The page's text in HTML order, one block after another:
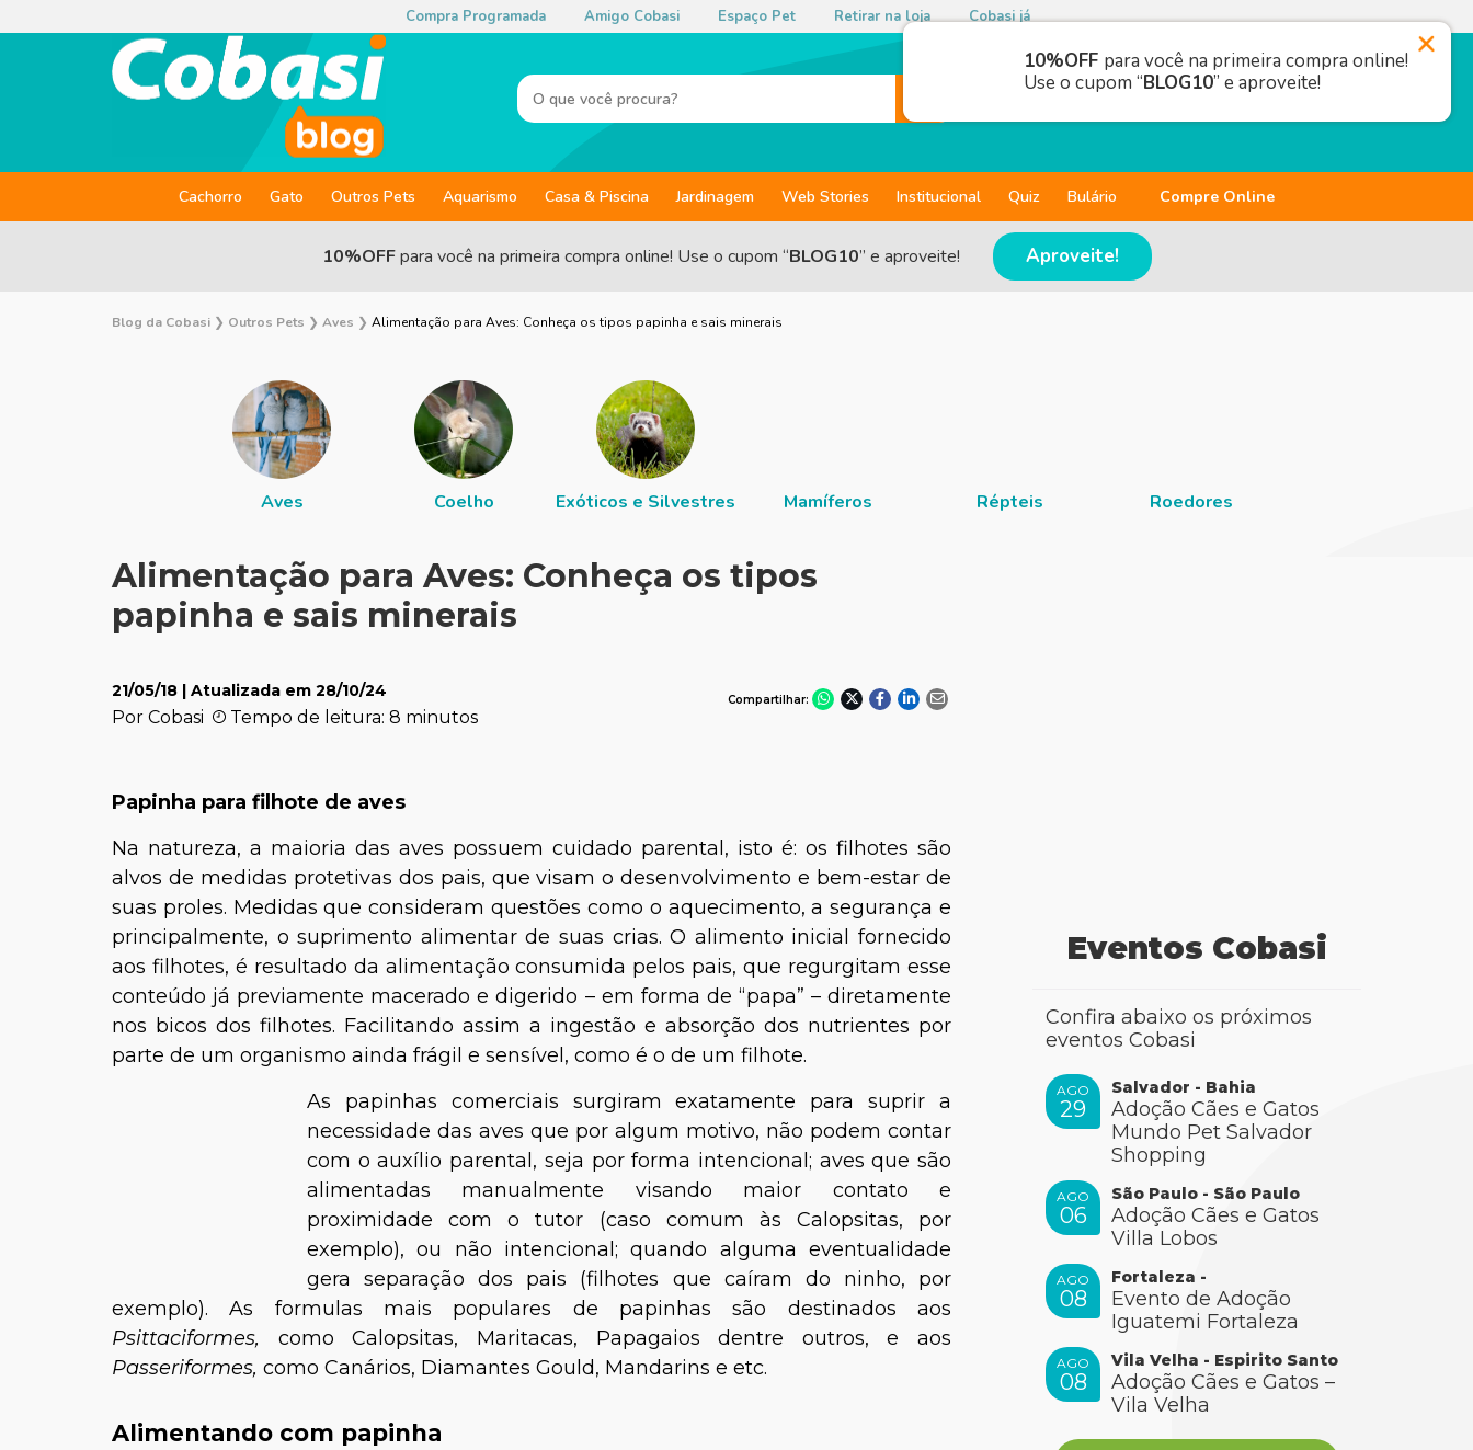
Compra Programada Amigo Cobasi Espaço Pet Retirar na loja Cobasi já
Cachorro Gato Outros Pets Aquarismo Casa & Piscina Jardinagem Web Stories Institucional Quiz Bulário Compre Online
10%OFFpara você na primeira compra online! Use o cupom “BLOG10” e aproveite! Aproveite!
Blog da Cobasi ❯ Outros Pets ❯ Aves ❯ Alimentação para Aves: Conheça os tipos papinha e sais minerais
Aves Coelho Exóticos e Silvestres Mamíferos Répteis Roedores
Alimentação para Aves: Conheça os tipos
papinha e sais minerais
21/05/18 | Atualizada em 28/10/24
Por Cobasi Tempo de leitura: 8 minutos
Compartilhar:
Papinha para filhote de aves
Na natureza, a maioria das aves possuem cuidado parental, isto é: os filhotes são
alvos de medidas protetivas dos pais, que visam o desenvolvimento e bem-estar de
suas proles. Medidas que consideram questões como o aquecimento, a segurança e
principalmente, o suprimento alimentar de suas crias. O alimento inicial fornecido
aos filhotes, é resultado da alimentação consumida pelos pais, que regurgitam esse
conteúdo já previamente macerado e digerido – em forma de “papa” – diretamente
nos bicos dos filhotes. Facilitando assim a ingestão e absorção dos nutrientes por
parte de um organismo ainda frágil e sensível, como é o de um filhote.
As papinhas comerciais surgiram exatamente para suprir a
necessidade das aves que por algum motivo, não podem contar
com o auxílio parental, seja por forma intencional; aves que são
alimentadas manualmente visando maior contato e
proximidade com o tutor (caso comum às Calopsitas, por
exemplo), ou não intencional; quando alguma eventualidade
gera separação dos pais (filhotes que caíram do ninho, por
exemplo). As formulas mais populares de papinhas são destinados aos
Psittaciformes, como Calopsitas, Maritacas, Papagaios dentre outros, e aos
Passeriformes, como Canários, Diamantes Gould, Mandarins e etc.
Alimentando com papinha
Eventos Cobasi
Confira abaixo os próximos
eventos Cobasi
AGO
29
Salvador - Bahia
Adoção Cães e Gatos
Mundo Pet Salvador
Shopping
AGO
06
São Paulo - São Paulo
Adoção Cães e Gatos
Villa Lobos
AGO
08
Fortaleza -
Evento de Adoção
Iguatemi Fortaleza
AGO
08
Vila Velha - Espirito Santo
Adoção Cães e Gatos –
Vila Velha
10%OFF para você na primeira compra online!
Use o cupom “BLOG10” e aproveite!